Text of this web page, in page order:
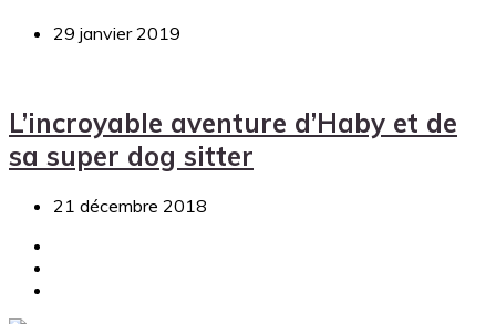
29 janvier 2019
L’incroyable aventure d’Haby et de
sa super dog sitter
21 décembre 2018